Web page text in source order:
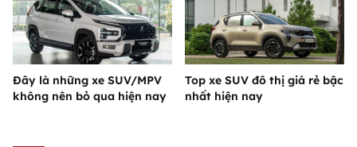
Đây là những xe SUV/MPV
không nên bỏ qua hiện nay
Top xe SUV đô thị giá rẻ bậc
nhất hiện nay